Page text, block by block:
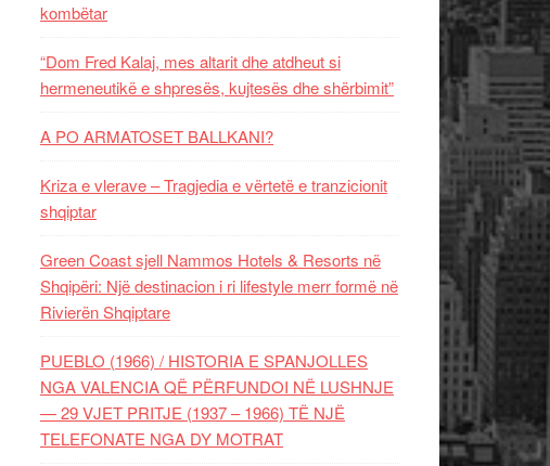
kombëtar
“Dom Fred Kalaj, mes altarit dhe atdheut si
hermeneutikë e shpresës, kujtesës dhe shërbimit”
A PO ARMATOSET BALLKANI?
Kriza e vlerave – Tragjedia e vërtetë e tranzicionit
shqiptar
Green Coast sjell Nammos Hotels & Resorts në
Shqipëri: Një destinacion i ri lifestyle merr formë në
Rivierën Shqiptare
PUEBLO (1966) / HISTORIA E SPANJOLLES
NGA VALENCIA QË PËRFUNDOI NË LUSHNJE
— 29 VJET PRITJE (1937 – 1966) TË NJË
TELEFONATE NGA DY MOTRAT